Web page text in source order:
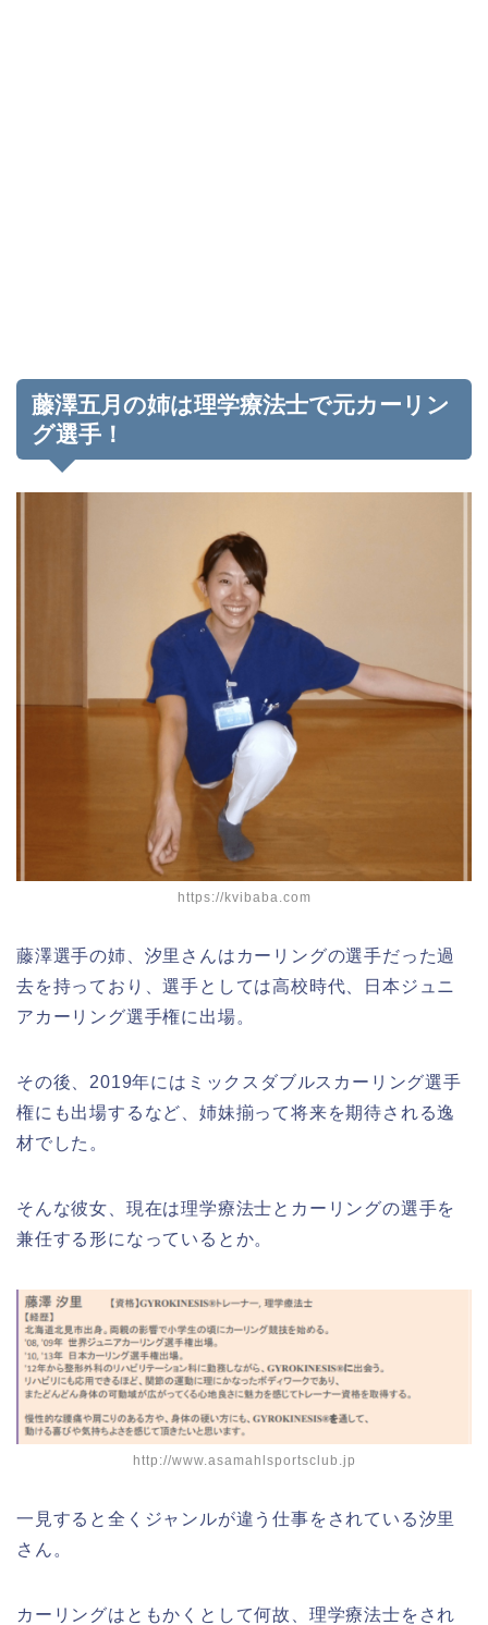
藤澤五月の姉は理学療法士で元カーリン
グ選手！
https://kvibaba.com
藤澤選手の姉、汐里さんはカーリングの選手だった過
去を持っており、選手としては高校時代、日本ジュニ
アカーリング選手権に出場。
その後、2019年にはミックスダブルスカーリング選手
権にも出場するなど、姉妹揃って将来を期待される逸
材でした。
そんな彼女、現在は理学療法士とカーリングの選手を
兼任する形になっているとか。
http://www.asamahlsportsclub.jp
一見すると全くジャンルが違う仕事をされている汐里
さん。
カーリングはともかくとして何故、理学療法士をされ